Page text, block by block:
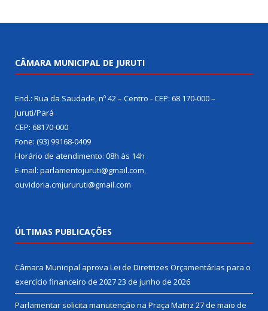
CÂMARA MUNICIPAL DE JURUTI
End.: Rua da Saudade, nº 42 – Centro - CEP: 68.170-000 –
Juruti/Pará
CEP: 68170-000
Fone: (93) 99168-0409
Horário de atendimento: 08h às 14h
E-mail: parlamentojuruti@gmail.com,
ouvidoria.cmjururuti@gmail.com
ÚLTIMAS PUBLICAÇÕES
Câmara Municipal aprova Lei de Diretrizes Orçamentárias para o
exercício financeiro de 202723 de junho de 2026
Parlamentar solicita manutenção na Praça Matriz 27 de maio de